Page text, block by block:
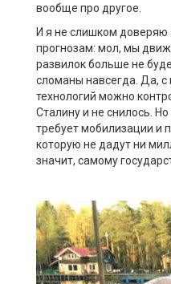
вообще про другое.
И я не слишком доверяю
прогнозам: мол, мы
развилок больше не
сломаны навсегда. Да,
технологий можно
Сталину и не снилось.
требует мобилизации и
которую не дадут ни
значит, самому